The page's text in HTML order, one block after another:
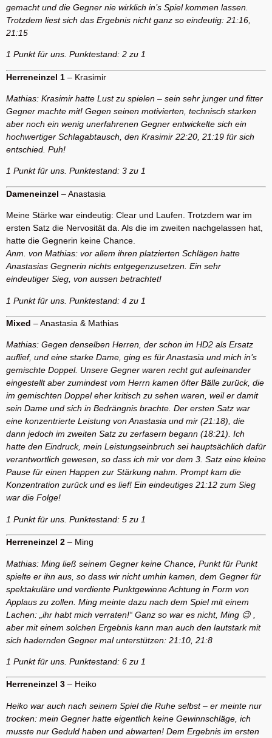
gemacht und die Gegner nie wirklich in’s Spiel kommen lassen.
Trotzdem liest sich das Ergebnis nicht ganz so eindeutig: 21:16,
21:15
1 Punkt für uns. Punktestand: 2 zu 1
Herreneinzel 1 – Krasimir
Mathias: Krasimir hatte Lust zu spielen – sein sehr junger und fitter
Gegner machte mit! Gegen seinen motivierten, technisch starken
aber noch ein wenig unerfahrenen Gegner entwickelte sich ein
hochwertiger Schlagabtausch, den Krasimir 22:20, 21:19 für sich
entschied. Puh!
1 Punkt für uns. Punktestand: 3 zu 1
Dameneinzel – Anastasia
Meine Stärke war eindeutig: Clear und Laufen. Trotzdem war im
ersten Satz die Nervosität da. Als die im zweiten nachgelassen hat,
hatte die Gegnerin keine Chance.
Anm. von Mathias: vor allem ihren platzierten Schlägen hatte
Anastasias Gegnerin nichts entgegenzusetzen. Ein sehr
eindeutiger Sieg, von aussen betrachtet!
1 Punkt für uns. Punktestand: 4 zu 1
Mixed – Anastasia & Mathias
Mathias: Gegen denselben Herren, der schon im HD2 als Ersatz
auflief, und eine starke Dame, ging es für Anastasia und mich in’s
gemischte Doppel. Unsere Gegner waren recht gut aufeinander
eingestellt aber zumindest vom Herrn kamen öfter Bälle zurück, die
im gemischten Doppel eher kritisch zu sehen waren, weil er damit
sein Dame und sich in Bedrängnis brachte. Der ersten Satz war
eine konzentrierte Leistung von Anastasia und mir (21:18), die
dann jedoch im zweiten Satz zu zerfasern begann (18:21). Ich
hatte den Eindruck, mein Leistungseinbruch sei hauptsächlich dafür
verantwortlich gewesen, so dass ich mir vor dem 3. Satz eine kleine
Pause für einen Happen zur Stärkung nahm. Prompt kam die
Konzentration zurück und es lief! Ein eindeutiges 21:12 zum Sieg
war die Folge!
1 Punkt für uns. Punktestand: 5 zu 1
Herreneinzel 2 – Ming
Mathias: Ming ließ seinem Gegner keine Chance, Punkt für Punkt
spielte er ihn aus, so dass wir nicht umhin kamen, dem Gegner für
spektakuläre und verdiente Punktgewinne Achtung in Form von
Applaus zu zollen. Ming meinte dazu nach dem Spiel mit einem
Lachen: „ihr habt mich verraten!“ Ganz so war es nicht, Ming 😉 ,
aber mit einem solchen Ergebnis kann man auch den lautstark mit
sich hadernden Gegner mal unterstützen: 21:10, 21:8
1 Punkt für uns. Punktestand: 6 zu 1
Herreneinzel 3 – Heiko
Heiko war auch nach seinem Spiel die Ruhe selbst – er meinte nur
trocken: mein Gegner hatte eigentlich keine Gewinnschläge, ich
musste nur Geduld haben und abwarten! Dem Ergebnis im ersten